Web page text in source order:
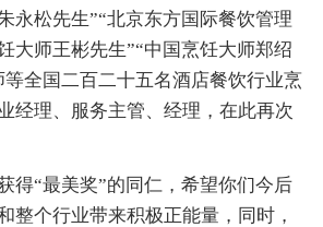
永松先生”“北京东方国际餐饮管理
大师王彬先生”“中国烹饪大师郑绍
全国二百二十五名酒店餐饮行业烹
经理、服务主管、经理，在此再次
得“最美奖”的同仁，希望你们今后
整个行业带来积极正能量，同时，